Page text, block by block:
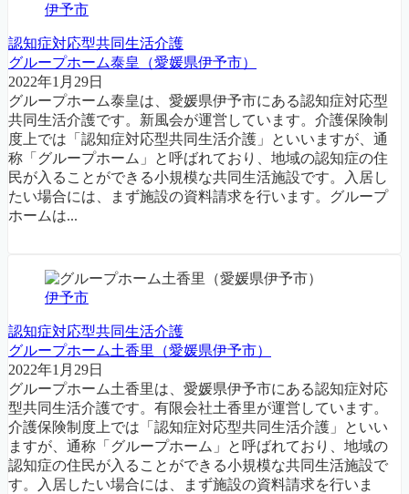
伊予市
認知症対応型共同生活介護
グループホーム泰皇（愛媛県伊予市）
2022年1月29日
グループホーム泰皇は、愛媛県伊予市にある認知症対応型
共同生活介護です。新風会が運営しています。介護保険制
度上では「認知症対応型共同生活介護」といいますが、通
称「グループホーム」と呼ばれており、地域の認知症の住
民が入ることができる小規模な共同生活施設です。入居し
たい場合には、まず施設の資料請求を行います。グループ
ホームは...
伊予市
認知症対応型共同生活介護
グループホーム土香里（愛媛県伊予市）
2022年1月29日
グループホーム土香里は、愛媛県伊予市にある認知症対応
型共同生活介護です。有限会社土香里が運営しています。
介護保険制度上では「認知症対応型共同生活介護」といい
ますが、通称「グループホーム」と呼ばれており、地域の
認知症の住民が入ることができる小規模な共同生活施設で
す。入居したい場合には、まず施設の資料請求を行いま